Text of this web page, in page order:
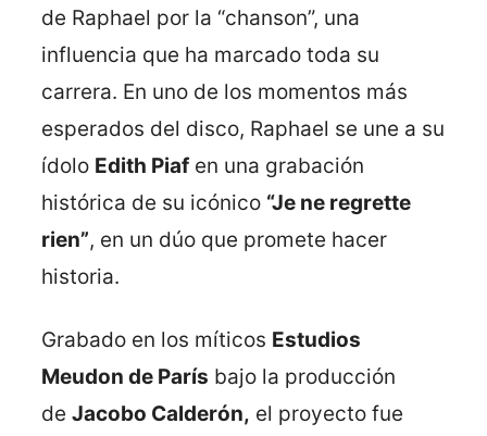
de Raphael por la “chanson”, una
influencia que ha marcado toda su
carrera. En uno de los momentos más
esperados del disco, Raphael se une a su
ídolo Edith Piaf en una grabación
histórica de su icónico “Je ne regrette
rien”, en un dúo que promete hacer
historia.
Grabado en los míticos Estudios
Meudon de París bajo la producción
de Jacobo Calderón, el proyecto fue